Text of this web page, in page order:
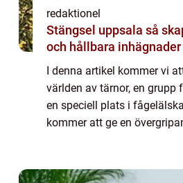
redaktionel
Stängsel uppsala så skapar du säkra
och hållbara
I denna artikel kommer vi
världen av tärnor, en grupp
en speciell plats i
kommer att ge en